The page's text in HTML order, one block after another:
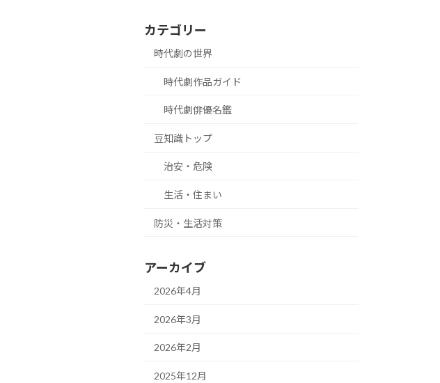
カテゴリー
時代劇の世界
時代劇作品ガイド
時代劇俳優名鑑
豆知識トップ
治安・危険
生活・住まい
防災・生活対策
アーカイブ
2026年4月
2026年3月
2026年2月
2025年12月